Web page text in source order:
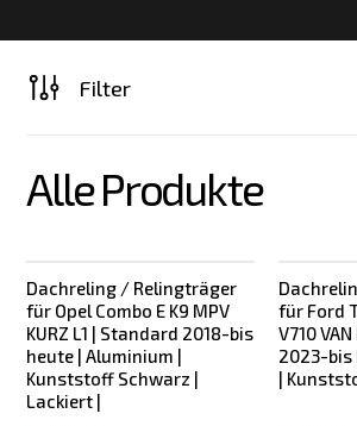
Filter
Alle Produkte
Dachreling / Relingträger
für Opel Combo E K9 MPV
KURZ L1 | Standard 2018-bis
heute | Aluminium |
Kunststoff Schwarz |
Lackiert |
für Ford
V710 VAN
2023-bis
|